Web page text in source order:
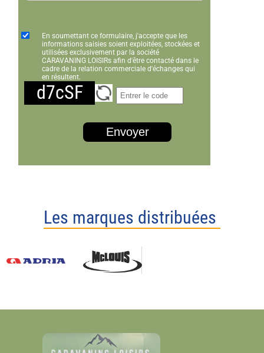
En soumettant ce formulaire, j'accepte que les
informations saisies soient exploitées, stockées et
utilisées exclusivement par la société
CARAVANING LOISIRs afin d'être contacté dans le
cadre de la relation commerciale d'échanges qui
en résultent.
d7cSF
Envoyer
Les marques distribuées